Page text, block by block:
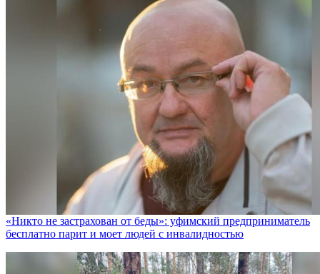
«Никто не заcтрахован от беды»: уфимский предприниматель
бесплатно парит и моет людей с инвалидностью